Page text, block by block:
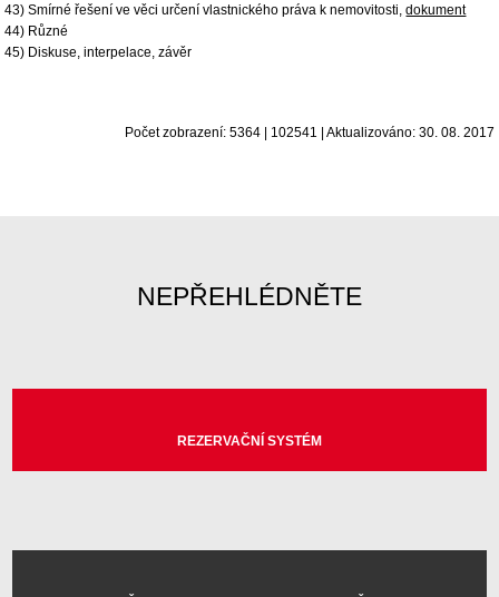
43) Smírné řešení ve věci určení vlastnického práva k nemovitosti,dokument
44) Různé
45) Diskuse, interpelace, závěr
Počet zobrazení: 5364 | 102541 | Aktualizováno: 30. 08. 2017
NEPŘEHLÉDNĚTE
REZERVAČNÍ SYSTÉM